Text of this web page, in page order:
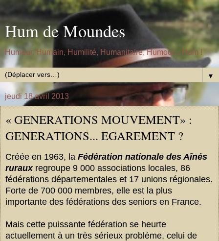
Hum de Moundes
Humeur, Humain, Humilité, Humanitaire, Humour... Hum !
▼
jeudi 18 avril 2013
« GENERATIONS MOUVEMENT» :
GENERATIONS... EGAREMENT ?
Créée en 1963, la Fédération nationale des Aînés
rurauxregroupe 9 000 associations locales, 86
fédérations départementales et 17 unions régionales.
Forte de 700 000 membres, elle est la plus
importante des fédérations des seniors en France.
Mais cette puissante fédération se heurte
actuellement à un très sérieux problème, celui de